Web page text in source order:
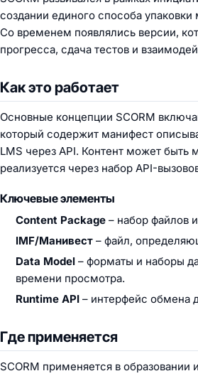
создании единого способа
Со временем появлялись версии,
прогресса, сдача тестов и
Как это работает
Основные концепции SCORM
который содержит манифест
LMS через API. Контент может быть
реализуется через набор API-
Ключевые элементы
Content Package – набор файлов
IMF/Манивест – файл,
Data Model – форматы и наборы
времени просмотра.
Runtime API – интерфейс обмена
Где применяется
SCORM применяется в образовании